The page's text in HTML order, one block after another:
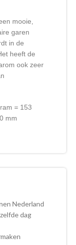
mooie,
garen
in de
heeft de
ook zeer
= 153
mm
Nederland
dag